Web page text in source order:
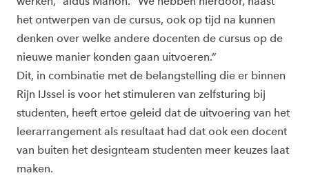
het ontwerpen van de cursus, ook op tijd na kunnen
denken over welke andere docenten de cursus op de
nieuwe manier konden gaan uitvoeren.”
Dit, in combinatie met de belangstelling die er binnen
Rijn IJssel is voor het stimuleren van zelfsturing bij
studenten, heeft ertoe geleid dat de uitvoering van het
leerarrangement als resultaat had dat ook een docent
van buiten het designteam studenten meer keuzes laat
maken.